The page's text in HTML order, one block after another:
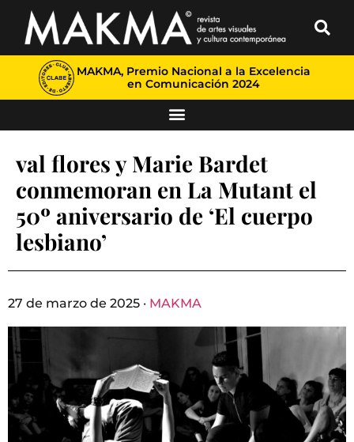
MAKMA, Premio Nacional a la Excelencia
en Comunicación 2024
val flores y Marie Bardet
conmemoran en La Mutant el
50º aniversario de ‘El cuerpo
lesbiano’
27 de marzo de 2025 · MAKMA